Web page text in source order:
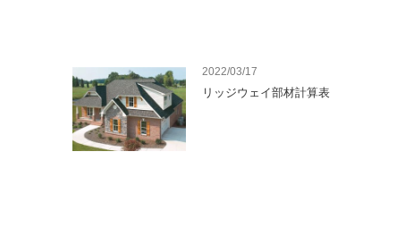
2022/03/17
リッジウェイ部材計算表